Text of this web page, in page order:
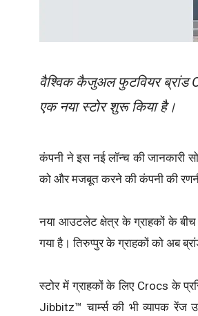
वैश्विक कैजुअल फुटवियर ब्रांड
एक नया स्टोर शुरू किया है।
कंपनी ने इस नई लॉन्च की जानकारी
को और मजबूत करने की कंपनी की
नया आउटलेट क्षेत्र के ग्राहकों के
गया है। तिरुप्पुर के ग्राहकों को अब
स्टोर में ग्राहकों के लिए Crocs के
Jibbitz™ चार्म्स की भी व्यापक रेंज